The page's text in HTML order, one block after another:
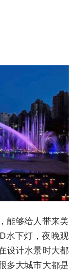
能够给人带来美
水下灯，夜晚观
设计水景时大都
多大城市大都是